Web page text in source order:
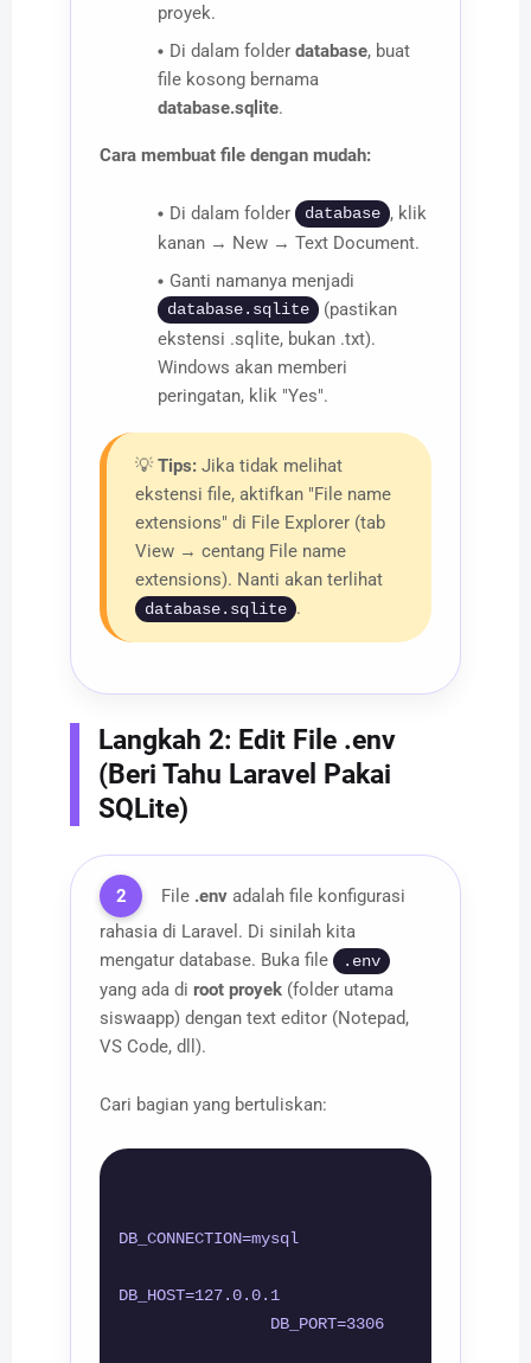
proyek.
Di dalam folder database, buat
file kosong bernama
database.sqlite.
Cara membuat file dengan mudah:
Di dalam folder database , klik
kanan → New → Text Document.
Ganti namanya menjadi
database.sqlite (pastikan
ekstensi .sqlite, bukan .txt).
Windows akan memberi
peringatan, klik "Yes".
💡Tips: Jika tidak melihat
ekstensi file, aktifkan "File name
extensions" di File Explorer (tab
View → centang File name
extensions). Nanti akan terlihat
database.sqlite .
Langkah 2: Edit File .env
(Beri Tahu Laravel Pakai
SQLite)
2 File .env adalah file konfigurasi
rahasia di Laravel. Di sinilah kita
mengatur database. Buka file
.env
yang ada diroot proyek (folder utama
siswaapp) dengan text editor (Notepad,
VS Code, dll).
Cari bagian yang bertuliskan:
DB_CONNECTION=mysql
DB_HOST=127.0.0.1